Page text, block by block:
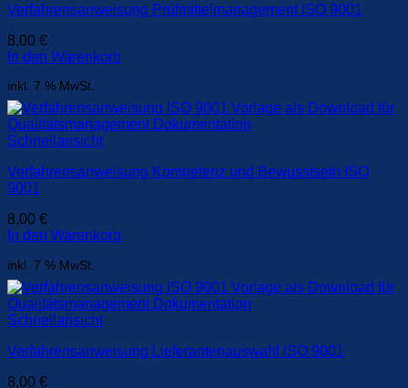
Verfahrensanweisung Prüfmittelmanagement ISO 9001
8,00 €
In den Warenkorb
inkl. 7 % MwSt.
Schnellansicht
Verfahrensanweisung Kompetenz und Bewusstsein ISO
9001
8,00 €
In den Warenkorb
inkl. 7 % MwSt.
Schnellansicht
Verfahrensanweisung Lieferantenauswahl ISO 9001
8,00 €